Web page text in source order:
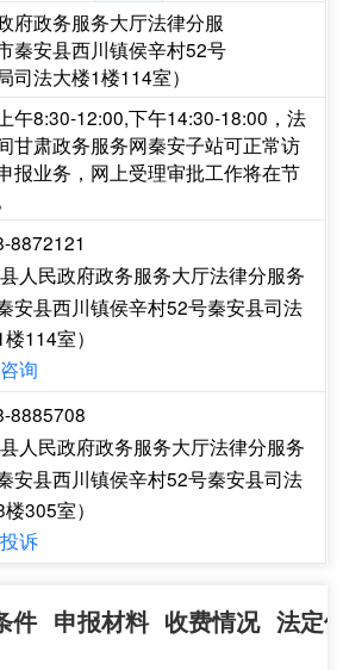
府政务服务大厅法律分服
秦安县西川镇侯辛村52号
司法大楼1楼114室）
午8:30-12:00,下午14:30-18:00，法
甘肃政务服务网秦安子站可正常访
报业务，网上受理审批工作将在节
8872121
人民政府政务服务大厅法律分服务
安县西川镇侯辛村52号秦安县司法
114室）
询
8885708
人民政府政务服务大厅法律分服务
安县西川镇侯辛村52号秦安县司法
305室）
诉
件 申报材料 收费情况 法定